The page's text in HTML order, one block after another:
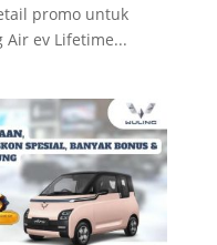
promo untuk
Air ev Lifetime...